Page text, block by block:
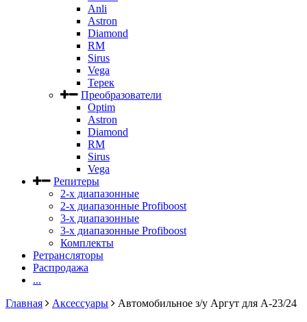
Anli
Astron
Diamond
RM
Sirus
Vega
Терек
Преобразователи
Optim
Astron
Diamond
RM
Sirus
Vega
Репитеры
2-х диапазонные
2-х диапазонные Profiboost
3-х диапазонные
3-х диапазонные Profiboost
Комплекты
Ретрансляторы
Распродажа
...
Главная
Аксессуары Автомобильное з/у Аргут для А-23/24